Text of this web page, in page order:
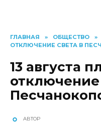
ГЛАВНАЯ » ОБЩЕСТВО »
ОТКЛЮЧЕНИЕ СВЕТА В
13 августа
отключение
АВТОР